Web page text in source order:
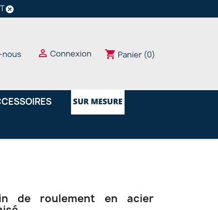
 Connexion shopping_cart Panier (0)
de roulement en acier